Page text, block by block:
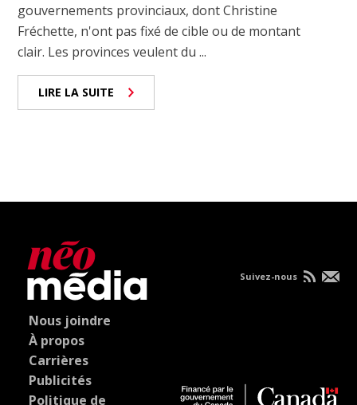
gouvernements provinciaux, dont Christine
Fréchette, n'ont pas fixé de cible ou de montant
clair. Les provinces veulent du ...
LIRE LA SUITE
Nous joindre
À propos
Carrières
Publicités
Politique de
Suivez-nous